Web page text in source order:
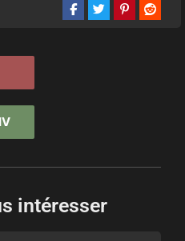
intéresser